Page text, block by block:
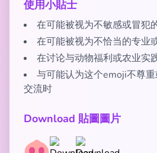
使用小貼士
在可能被视为不敏感或冒犯
在可能被视为不恰当的专业
在讨论与动物福利或农业实
与可能认为这个emoji不尊
交流时
Download 貼圖圖片